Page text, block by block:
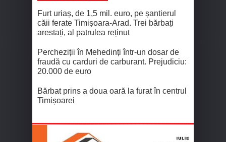
Furt uriaș, de 1,5 mil. euro, pe șantierul
căii ferate Timișoara-Arad. Trei bărbați
arestați, al patrulea reținut
Percheziții în Mehedinți într-un dosar de
fraudă cu carduri de carburant. Prejudiciu:
20.000 de euro
Bărbat prins a doua oară la furat în centrul
Timișoarei